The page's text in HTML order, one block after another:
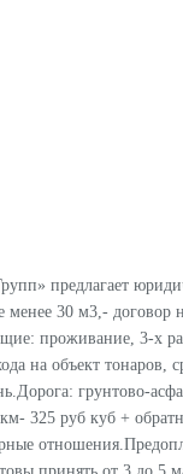
предлагает
30 м3,- договор
проживание, 3-х
на объект тонаров,
грунтово-
325 руб куб +